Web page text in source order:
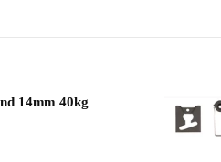
14mm 40kg